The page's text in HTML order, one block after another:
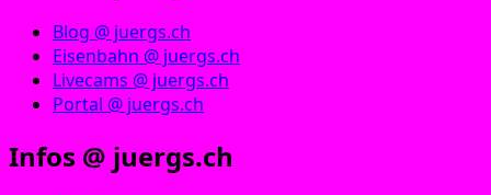
Blog @ juergs.ch
Eisenbahn @ juergs.ch
Livecams @ juergs.ch
Portal @ juergs.ch
Infos @ juergs.ch